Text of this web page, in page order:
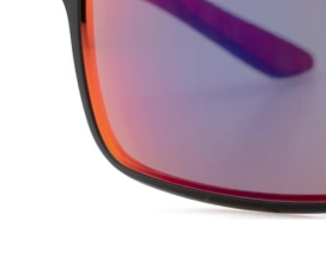
Largeur
39 mm
Hauteur des verres